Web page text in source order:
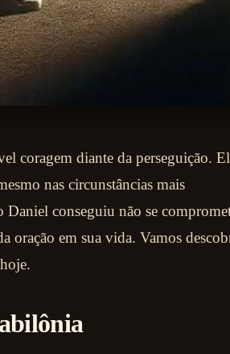
coragem diante da perseguição.
nas circunstâncias mais
conseguiu não se
oração em sua vida. Vamos